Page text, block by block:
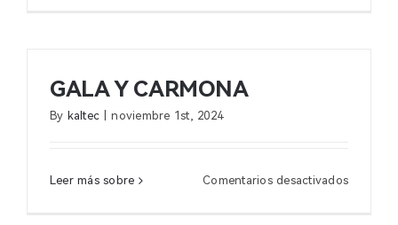
GALA Y CARMONA
By kaltec noviembre 1st, 2024
Leer más sobre Comentarios desactivadosen